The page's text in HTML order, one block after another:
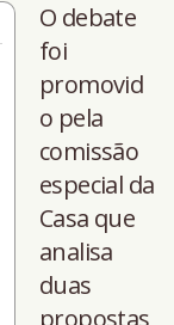
O debate
foi
promovid
o pela
comissão
especial da
Casa que
analisa
duas